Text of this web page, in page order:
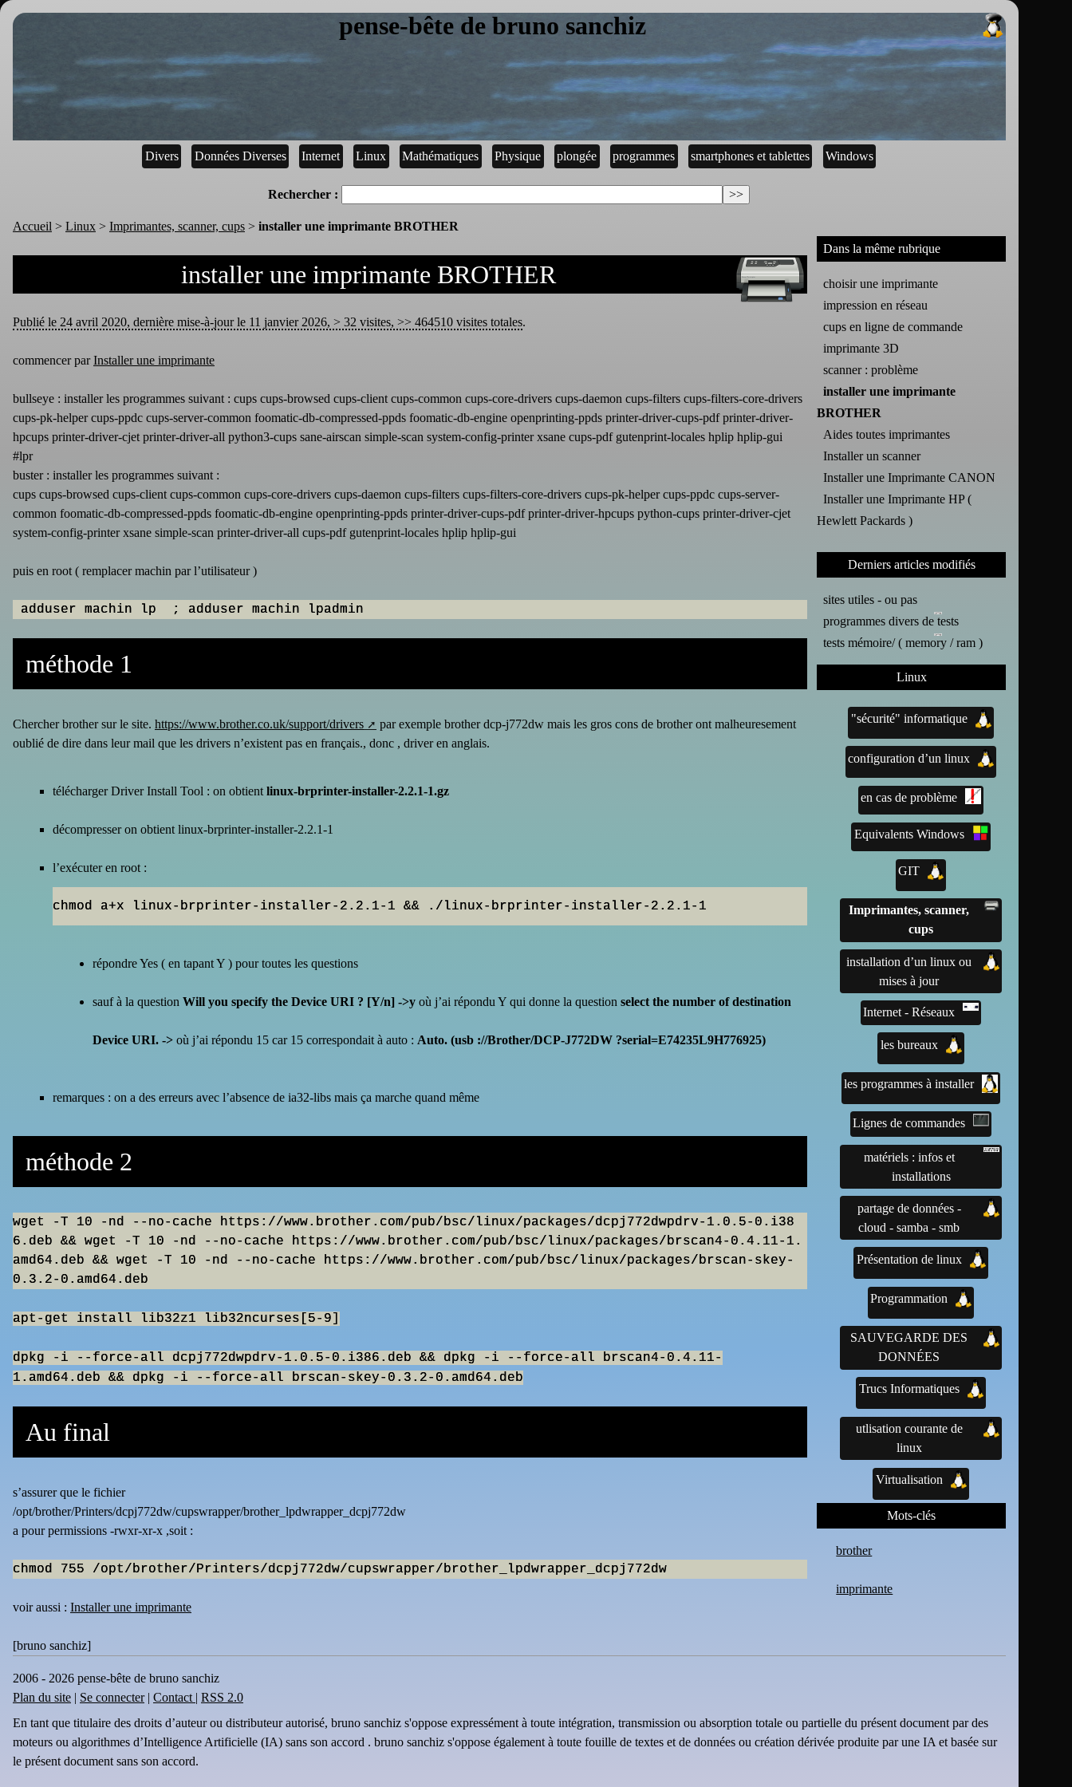
pense-bête de bruno sanchiz
Divers Données Diverses Internet Linux Mathématiques Physique plongée programmes smartphones et tablettes Windows
Rechercher :
Accueil > Linux > Imprimantes, scanner, cups > installer une imprimante BROTHER
installer une imprimante BROTHER
Publié le 24 avril 2020, dernière mise-à-jour le 11 janvier 2026, > 32 visites, >> 464510 visites totales.
commencer parInstaller une imprimante
bullseye : installer les programmes suivant : cups cups-browsed cups-client cups-common cups-core-drivers cups-daemon cups-filters cups-filters-core-drivers
cups-pk-helper cups-ppdc cups-server-common foomatic-db-compressed-ppds foomatic-db-engine openprinting-ppds printer-driver-cups-pdf printer-driver-
hpcups printer-driver-cjet printer-driver-all python3-cups sane-airscan simple-scan system-config-printer xsane cups-pdf gutenprint-locales hplip hplip-gui
#lpr
buster : installer les programmes suivant :
cups cups-browsed cups-client cups-common cups-core-drivers cups-daemon cups-filters cups-filters-core-drivers cups-pk-helper cups-ppdc cups-server-
common foomatic-db-compressed-ppds foomatic-db-engine openprinting-ppds printer-driver-cups-pdf printer-driver-hpcups python-cups printer-driver-cjet
system-config-printer xsane simple-scan printer-driver-all cups-pdf gutenprint-locales hplip hplip-gui
puis en root ( remplacer machin par l’utilisateur )
adduser machin lp  ; adduser machin lpadmin
méthode 1
Chercher brother sur le site. https://www.brother.co.uk/support/drivers
par exemple brother dcp-j772dw mais les gros cons de brother ont malheuresement
oublié de dire dans leur mail que les drivers n’existent pas en français., donc , driver en anglais.
télécharger Driver Install Tool : on obtient linux-brprinter-installer-2.2.1-1.gz
décompresser on obtient linux-brprinter-installer-2.2.1-1
l’exécuter en root :
chmod a+x linux-brprinter-installer-2.2.1-1 && ./linux-brprinter-installer-2.2.1-1
répondre Yes ( en tapant Y ) pour toutes les questions
sauf à la question Will you specify the Device URI ? [Y/n] ->y où j’ai répondu Y qui donne la question select the number of destination
Device URI. -> où j’ai répondu 15 car 15 correspondait à auto : Auto. (usb ://Brother/DCP-J772DW ?serial=E74235L9H776925)
remarques : on a des erreurs avec l’absence de ia32-libs mais ça marche quand même
méthode 2
wget -T 10 -nd --no-cache https://www.brother.com/pub/bsc/linux/packages/dcpj772dwpdrv-1.0.5-0.i38
6.deb && wget -T 10 -nd --no-cache https://www.brother.com/pub/bsc/linux/packages/brscan4-0.4.11-1.
amd64.deb && wget -T 10 -nd --no-cache https://www.brother.com/pub/bsc/linux/packages/brscan-skey-
0.3.2-0.amd64.deb
apt-get install lib32z1 lib32ncurses[5-9]
dpkg -i --force-all dcpj772dwpdrv-1.0.5-0.i386.deb && dpkg -i --force-all brscan4-0.4.11-
1.amd64.deb && dpkg -i --force-all brscan-skey-0.3.2-0.amd64.deb
Au final
s’assurer que le fichier
/opt/brother/Printers/dcpj772dw/cupswrapper/brother_lpdwrapper_dcpj772dw
a pour permissions -rwxr-xr-x ,soit :
voir aussi : Installer une imprimante
[bruno sanchiz]
Dans la même rubrique
choisir une imprimante
impression en réseau
cups en ligne de commande
imprimante 3D
scanner : problème
installer une imprimante
BROTHER
Aides toutes imprimantes
Installer un scanner
Installer une Imprimante CANON
Installer une Imprimante HP (
Hewlett Packards )
Derniers articles modifiés
sites utiles - ou pas
programmes divers de tests
tests mémoire/ ( memory / ram )
Linux
"sécurité" informatique
configuration d’un linux
en cas de problème
Equivalents Windows
GIT
Imprimantes, scanner,
cups
installation d’un linux ou
mises à jour
Internet - Réseaux
les bureaux
les programmes à installer
Lignes de commandes
matériels : infos et
installations
partage de données -
cloud - samba - smb
Présentation de linux
Programmation
SAUVEGARDE DES
DONNÉES
Trucs Informatiques
utlisation courante de
linux
Virtualisation
Mots-clés
brother
imprimante
2006 - 2026 pense-bête de bruno sanchiz
Plan du site | Se connecter| Contact | RSS 2.0
En tant que titulaire des droits d’auteur ou distributeur autorisé, bruno sanchiz s'oppose expressément à toute intégration, transmission ou absorption totale ou partielle du présent document par des
moteurs ou algorithmes d’Intelligence Artificielle (IA) sans son accord . bruno sanchiz s'oppose également à toute fouille de textes et de données ou création dérivée produite par une IA et basée sur
le présent document sans son accord.